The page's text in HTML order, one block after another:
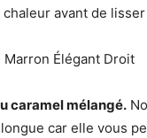
avant de
caramel mélangé.
car elle vous